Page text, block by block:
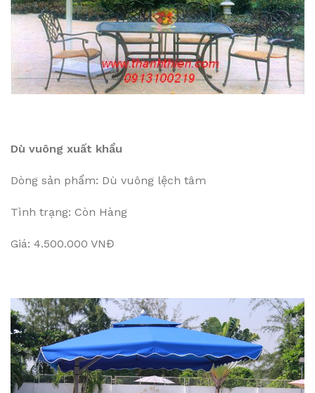
Dù vuông xuất khẩu
Dòng sản phẩm: Dù vuông lệch tâm
Tình trạng: Còn Hàng
Giá: 4.500.000 VNĐ